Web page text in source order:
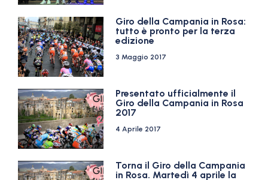
Giro della Campania in Rosa:
tutto è pronto per la terza
edizione
3 Maggio 2017
Presentato ufficialmente il
Giro della Campania in Rosa
2017
4 Aprile 2017
Torna il Giro della Campania
in Rosa. Martedì 4 aprile la